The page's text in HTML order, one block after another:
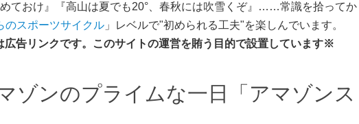
ておけ』『高山は夏でも20°、春秋には吹雪くぞ』……常識を拾ってか
のスポーツサイクル 」レベルで"初められる工夫"を楽しんでいます。
告リンクです。このサイトの運営を賄う目的で設置しています※
ゾンのプライムな一日「アマゾンス